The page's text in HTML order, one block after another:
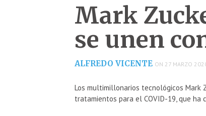
Mark
se unen
ALFREDO VICENTE ON 27 MARZO
Los multimillonarios tecnológicos Mark
tratamientos para el COVID-19, que ha